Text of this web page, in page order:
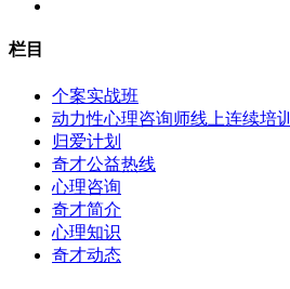
栏目
个案实战班
动力性心理咨询师线上连续培训
归爱计划
奇才公益热线
心理咨询
奇才简介
心理知识
奇才动态